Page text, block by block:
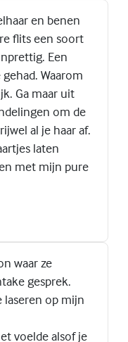
en benen
flits een soort
Een
Waarom
Ga maar uit
om de
al je haar af.
laten
met mijn pure
waar ze
gesprek.
laseren op mijn
voelde alsof je